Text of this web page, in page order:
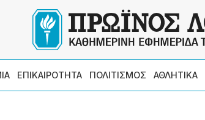
ΕΠΙΚΑΙΡΟΤΗΤΑ ΠΟΛΙΤΙΣΜΟΣ ΑΘΛΗΤΙΚΑ